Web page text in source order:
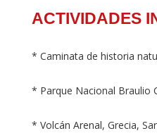
ACTIVIDADES
* Caminata de historia
* Parque Nacional Braulio
* Volcán Arenal, Grecia,